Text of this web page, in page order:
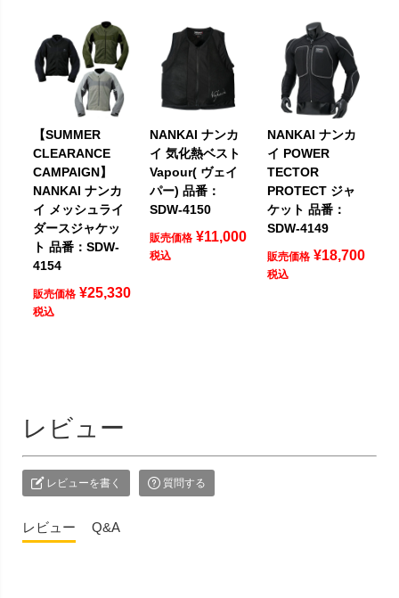
【SUMMER
CLEARANCE
CAMPAIGN】
NANKAI ナンカ
イ メッシュライ
ダースジャケッ
ト 品番：SDW-
4154
販売価格 ¥25,330
税込
NANKAI ナンカ
イ 気化熱ベスト
Vapour( ヴェイ
パー) 品番：
SDW-4150
販売価格 ¥11,000
税込
NANKAI ナンカ
イ POWER
TECTOR
PROTECT ジャ
ケット 品番：
SDW-4149
販売価格 ¥18,700
税込
レビュー
レビューを書く 質問する
レビュー Q&A